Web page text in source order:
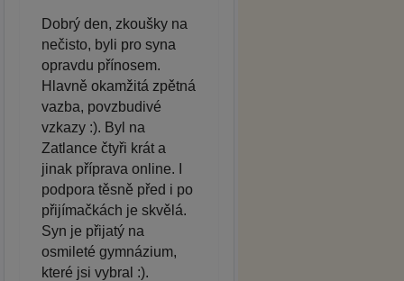
Dobrý den, zkoušky na
nečisto, byli pro syna
opravdu přínosem.
Hlavně okamžitá zpětná
vazba, povzbudivé
vzkazy :). Byl na
Zatlance čtyři krát a
jinak příprava online. I
podpora těsně před i po
přijímačkách je skvělá.
Syn je přijatý na
osmileté gymnázium,
které jsi vybral :).